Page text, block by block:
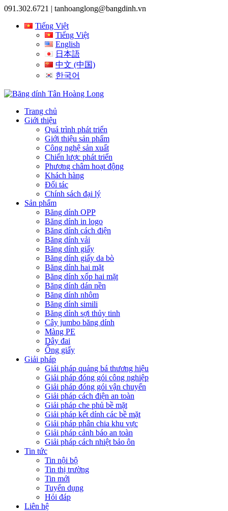
091.302.6721 | tanhoanglong@bangdinh.vn
Tiếng Việt
Tiếng Việt
English
日本語
中文 (中国)
한국어
Trang chủ
Giới thiệu
Quá trình phát triển
Giới thiệu sản phẩm
Công nghệ sản xuất
Chiến lược phát triển
Phương châm hoạt động
Khách hàng
Đối tác
Chính sách đại lý
Sản phẩm
Băng dính OPP
Băng dính in logo
Băng dính cách điện
Băng dính vải
Băng dính giấy
Băng dính giấy da bò
Băng dính hai mặt
Băng dính xốp hai mặt
Băng dính dán nền
Băng dính nhôm
Băng dính simili
Băng dính sợi thủy tinh
Cây jumbo băng dính
Màng PE
Dây đai
Ống giấy
Giải pháp
Giải pháp quảng bá thương hiệu
Giải pháp đóng gói công nghiệp
Giải pháp đóng gói vận chuyển
Giải pháp cách điện an toàn
Giải pháp che phủ bề mặt
Giải pháp kết dính các bề mặt
Giải pháp phân chia khu vực
Giải pháp cảnh báo an toàn
Giải pháp cách nhiệt bảo ôn
Tin tức
Tin nội bộ
Tin thị trường
Tin mới
Tuyển dụng
Hỏi đáp
Liên hệ